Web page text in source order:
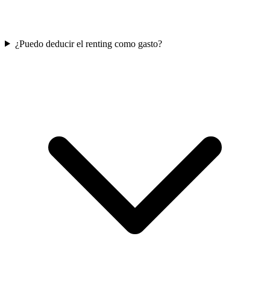
¿Puedo deducir el renting como gasto?